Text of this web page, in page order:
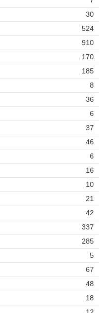
30
524
910
170
185
8
36
6
37
46
6
16
10
21
42
337
285
5
67
48
18